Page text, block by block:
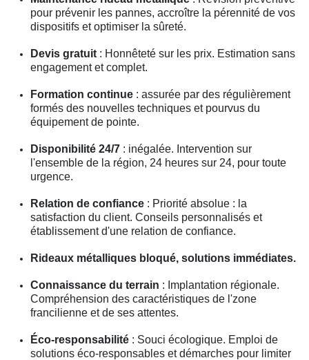
pour prévenir les pannes, accroître la pérennité de vos
dispositifs et optimiser la sûreté.
Devis gratuit : Honnêteté sur les prix. Estimation sans
engagement et complet.
Formation continue : assurée par des régulièrement
formés des nouvelles techniques et pourvus du
équipement de pointe.
Disponibilité 24/7 : inégalée. Intervention sur
l'ensemble de la région, 24 heures sur 24, pour toute
urgence.
Relation de confiance : Priorité absolue : la
satisfaction du client. Conseils personnalisés et
établissement d'une relation de confiance.
Rideaux métalliques bloqué, solutions immédiates.
Connaissance du terrain : Implantation régionale.
Compréhension des caractéristiques de l'zone
francilienne et de ses attentes.
Éco-responsabilité : Souci écologique. Emploi de
solutions éco-responsables et démarches pour limiter